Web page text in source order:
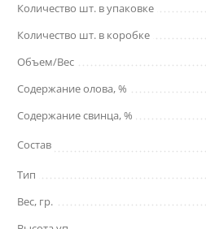
Количество шт. в упаковке
Количество шт. в коробке
Объем/Вес
Содержание олова, %
Содержание свинца, %
Состав
Тип
Вес, гр.